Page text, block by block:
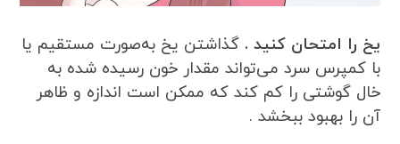
یخ را امتحان کنید . گذاشتن یخ به‌صورت مستقیم یا
با کمپرس سرد می‌تواند مقدار خون رسیده شده به
خال گوشتی را کم کند که ممکن است اندازه و ظاهر
آن را بهبود ببخشد .